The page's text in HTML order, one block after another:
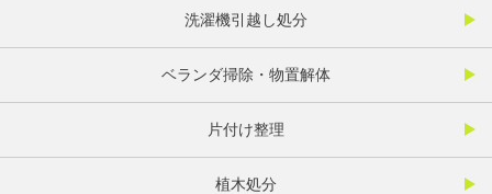
洗濯機引越し処分
ベランダ掃除・物置解体
片付け整理
植木処分